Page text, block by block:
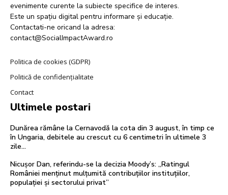
evenimente curente la subiecte specifice de interes.
Este un spațiu digital pentru informare și educație.
Contactati-ne oricand la adresa:
contact@SocialImpactAward.ro
Politica de cookies (GDPR)
Politică de confidențialitate
Contact
Ultimele postari
Dunărea rămâne la Cernavodă la cota din 3 august, în timp ce
în Ungaria, debitele au crescut cu 6 centimetri în ultimele 3
zile...
Nicușor Dan, referindu-se la decizia Moody’s: „Ratingul
României menținut mulțumită contribuțiilor instituțiilor,
populației și sectorului privat”